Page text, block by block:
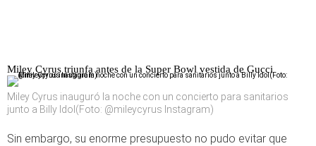
Miley Cyrus triunfa antes de la Super Bowl vestida de Gucci
Miley Cyrus inauguró la noche con un concierto para sanitarios
junto a Billy Idol(Foto: @mileycyrus Instagram)
Sin embargo, su enorme presupuesto no pudo evitar que